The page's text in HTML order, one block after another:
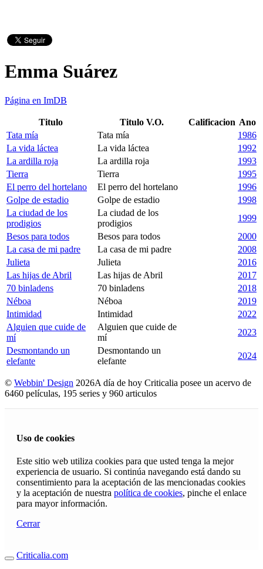
Emma Suárez
Página en ImDB
Titulo Titulo V.O. Calificacion Ano
Tata mía
Tata mía
1986
La vida láctea
La vida láctea
1992
La ardilla roja
La ardilla roja
1993
Tierra
Tierra
1995
El perro del hortelano
El perro del hortelano
1996
Golpe de estadio
Golpe de estadio
1998
La ciudad de los
prodigios
La ciudad de los
prodigios
1999
Besos para todos
Besos para todos
2000
La casa de mi padre
La casa de mi padre
2008
Julieta
Julieta
2016
Las hijas de Abril
Las hijas de Abril
2017
70 binladens
70 binladens
2018
Néboa
Néboa
2019
Intimidad
Intimidad
2022
Alguien que cuide de
mí
Alguien que cuide de
mí
2023
Desmontando un
elefante
Desmontando un
elefante
2024
© Webbin' Design 2026A día de hoy Criticalia posee un acervo de
6460 películas, 195 series y 960 articulos
Uso de cookies
Este sitio web utiliza cookies para que usted tenga la mejor
experiencia de usuario. Si continúa navegando está dando su
consentimiento para la aceptación de las mencionadas cookies
y la aceptación de nuestra política de cookies, pinche el enlace
para mayor información.
Cerrar
Criticalia.com